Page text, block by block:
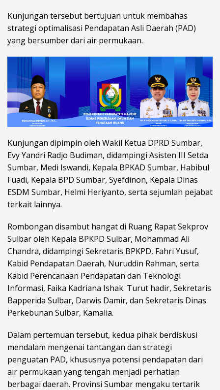
Kunjungan tersebut bertujuan untuk membahas
strategi optimalisasi Pendapatan Asli Daerah (PAD)
yang bersumber dari air permukaan.
Kunjungan dipimpin oleh Wakil Ketua DPRD Sumbar,
Evy Yandri Radjo Budiman, didampingi Asisten III Setda
Sumbar, Medi Iswandi, Kepala BPKAD Sumbar, Habibul
Fuadi, Kepala BPD Sumbar, Syefdinon, Kepala Dinas
ESDM Sumbar, Helmi Heriyanto, serta sejumlah pejabat
terkait lainnya.
Rombongan disambut hangat di Ruang Rapat Sekprov
Sulbar oleh Kepala BPKPD Sulbar, Mohammad Ali
Chandra, didampingi Sekretaris BPKPD, Fahri Yusuf,
Kabid Pendapatan Daerah, Nuruddin Rahman, serta
Kabid Perencanaan Pendapatan dan Teknologi
Informasi, Faika Kadriana Ishak. Turut hadir, Sekretaris
Bapperida Sulbar, Darwis Damir, dan Sekretaris Dinas
Perkebunan Sulbar, Kamalia.
Dalam pertemuan tersebut, kedua pihak berdiskusi
mendalam mengenai tantangan dan strategi
penguatan PAD, khususnya potensi pendapatan dari
air permukaan yang tengah menjadi perhatian
berbagai daerah. Provinsi Sumbar mengaku tertarik